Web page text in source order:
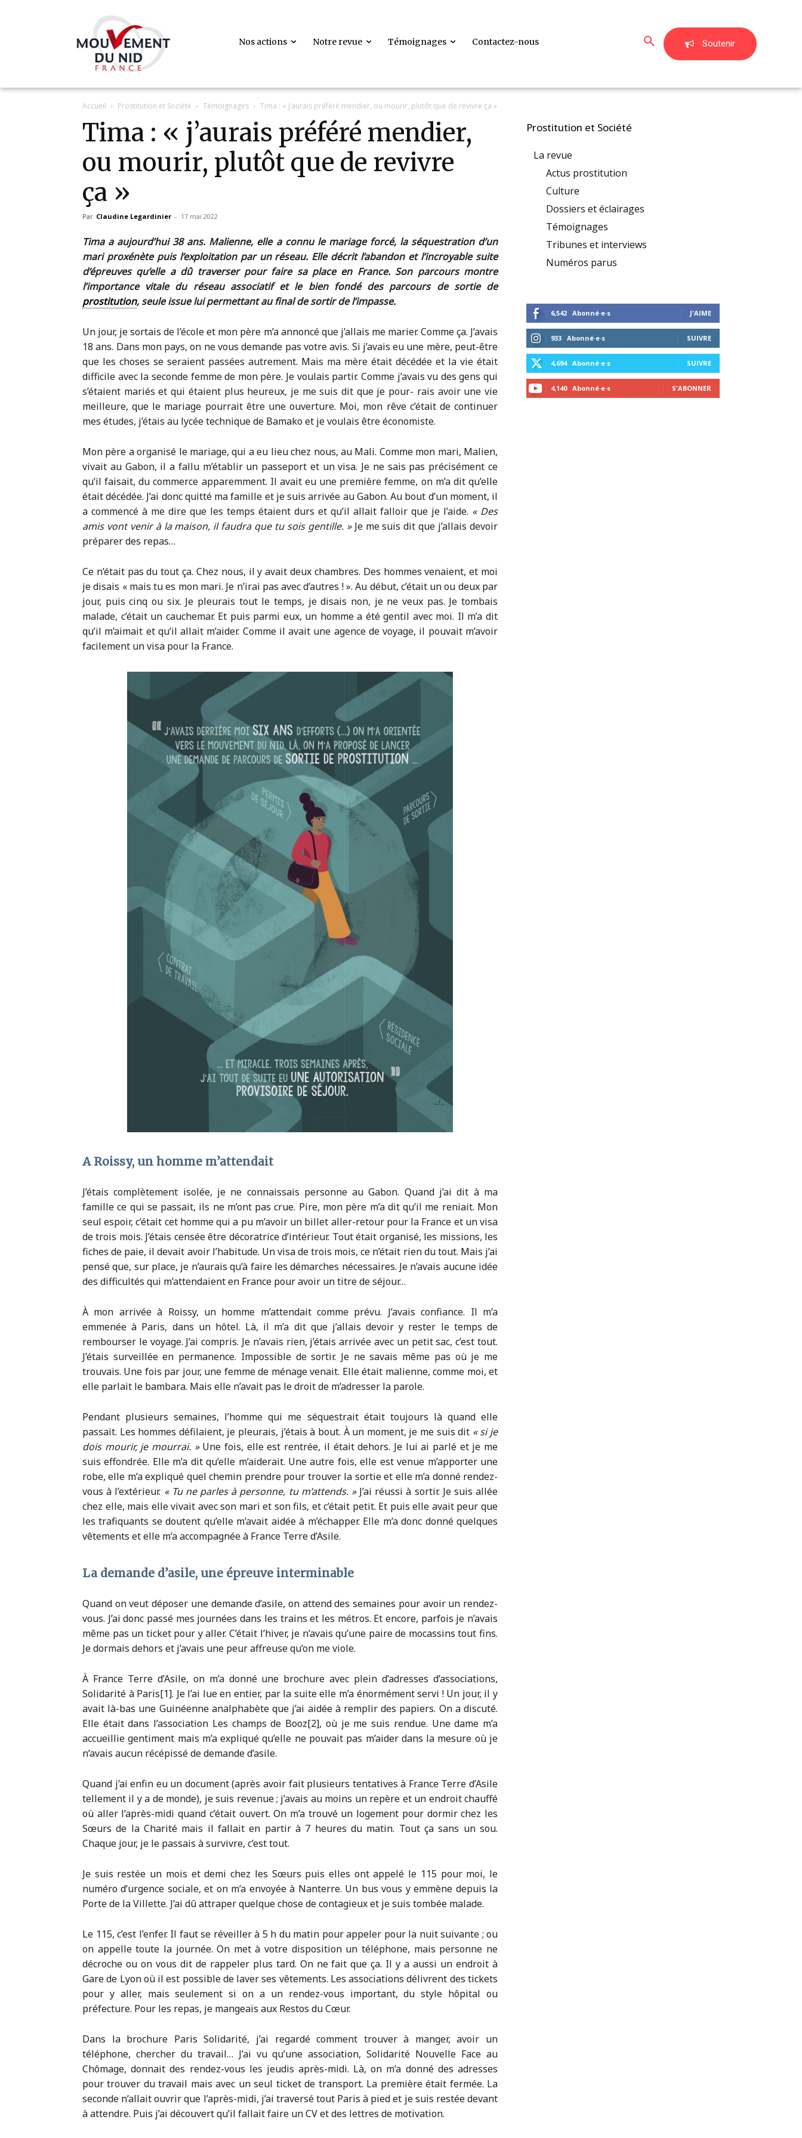
Soutenir
Nos actions Notre revue Témoignages Contactez-nous
Accueil Prostitution et Société Témoignages Tima : « j’aurais préféré mendier, ou mourir, plutôt que de revivre ça »
Tima : « j’aurais préféré mendier,
ou mourir, plutôt que de revivre
ça »
Par Claudine Legardinier - 17 mai 2022
Tima a aujourd’hui 38 ans. Malienne, elle a connu le mariage forcé, la séquestration d’un
mari proxénète puis l’exploitation par un réseau. Elle décrit l’abandon et l’incroyable suite
d’épreuves qu’elle a dû traverser pour faire sa place en France. Son parcours montre
l’importance vitale du réseau associatif et le bien fondé des parcours de sortie de
prostitution, seule issue lui permettant au final de sortir de l’impasse.
Un jour, je sortais de l’école et mon père m’a annoncé que j’allais me marier. Comme ça. J’avais
18 ans. Dans mon pays, on ne vous demande pas votre avis. Si j’avais eu une mère, peut-être
que les choses se seraient passées autrement. Mais ma mère était décédée et la vie était
difficile avec la seconde femme de mon père. Je voulais partir. Comme j’avais vu des gens qui
s’étaient mariés et qui étaient plus heureux, je me suis dit que je pour- rais avoir une vie
meilleure, que le mariage pourrait être une ouverture. Moi, mon rêve c’était de continuer
mes études, j’étais au lycée technique de Bamako et je voulais être économiste.
Mon père a organisé le mariage, qui a eu lieu chez nous, au Mali. Comme mon mari, Malien,
vivait au Gabon, il a fallu m’établir un passeport et un visa. Je ne sais pas précisément ce
qu’il faisait, du commerce apparemment. Il avait eu une première femme, on m’a dit qu’elle
était décédée. J’ai donc quitté ma famille et je suis arrivée au Gabon. Au bout d’un moment, il
a commencé à me dire que les temps étaient durs et qu’il allait falloir que je l’aide. « Des
amis vont venir à la maison, il faudra que tu sois gentille. » Je me suis dit que j’allais devoir
préparer des repas…
Ce n’était pas du tout ça. Chez nous, il y avait deux chambres. Des hommes venaient, et moi
je disais « mais tu es mon mari. Je n’irai pas avec d’autres ! ». Au début, c’était unou deux par
jour, puis cinq ou six. Je pleurais tout le temps, je disais non, je ne veux pas. Je tombais
malade, c’était un cauchemar. Et puis parmi eux, un homme a été gentil avec moi. Il m’a dit
qu’il m’aimait et qu’il allait m’aider. Comme il avait une agence de voyage, il pouvait m’avoir
facilement un visa pour la France.
A Roissy, un homme m’attendait
J’étais complètement isolée, je ne connaissais personne au Gabon. Quand j’ai dit à ma
famille ce qui se passait, ils ne m’ont pas crue. Pire, mon père m’a dit qu’il me reniait. Mon
seul espoir, c’était cet homme qui a pu m’avoir un billet aller-retour pour la France et un visa
de trois mois. J’étais censée être décoratrice d’intérieur. Tout était organisé, les missions, les
fiches de paie, il devait avoir l’habitude. Un visa de trois mois, ce n’était rien du tout. Mais j’ai
pensé que, sur place, je n’aurais qu’à faire les démarches nécessaires. Je n’avais aucune idée
des difficultés qui m’attendaient en France pour avoir un titre de séjour…
À mon arrivée à Roissy, un homme m’attendait comme prévu. J’avais confiance. Il m’a
emmenée à Paris, dans un hôtel. Là, il m’a dit que j’allais devoir y rester le temps de
rembourser le voyage. J’ai compris. Je n’avais rien, j’étais arrivée avec un petit sac, c’est tout.
J’étais surveillée en permanence. Impossible de sortir. Je ne savais même pas où je me
trouvais. Une fois par jour, une femme de ménage venait. Elle était malienne, comme moi, et
elle parlait le bambara. Mais elle n’avait pas le droit de m’adresser la parole.
Pendant plusieurs semaines, l’homme qui me séquestrait était toujours là quand elle
passait. Les hommes défilaient, je pleurais, j’étais à bout. À un moment, je me suis dit « si je
dois mourir, je mourrai. » Une fois, elle est rentrée, il était dehors. Je lui ai parlé et je me
suis effondrée. Elle m’a dit qu’elle m’aiderait. Une autre fois, elle est venue m’apporter une
robe, elle m’a expliqué quel chemin prendre pour trouver la sortie et elle m’a donné rendez-
vous à l’extérieur. « Tu ne parles à personne, tu m’attends. » J’ai réussi à sortir. Je suis allée
chez elle, mais elle vivait avec son mari et son fils, et c’était petit. Et puis elle avait peur que
les trafiquants se doutent qu’elle m’avait aidée à m’échapper. Elle m’a donc donné quelques
vêtements et elle m’a accompagnée à France Terre d’Asile.
La demande d’asile, une épreuve interminable
Quand on veut déposer une demande d’asile, on attend des semaines pour avoir un rendez-
vous. J’ai donc passé mes journées dans les trains et les métros. Et encore, parfois je n’avais
même pas un ticket pour y aller. C’était l’hiver, je n’avais qu’une paire de mocassins tout fins.
Je dormais dehors et j’avais une peur affreuse qu’on me viole.
À France Terre d’Asile, on m’a donné une brochure avec plein d’adresses d’associations,
Solidarité à Paris[1]. Je l’ai lue en entier, par la suite elle m’a énormément servi ! Un jour, il y
avait là-bas une Guinéenne analphabète que j’ai aidée à remplir des papiers. On a discuté.
Elle était dans l’association Les champs de Booz[2], où je me suis rendue. Une dame m’a
accueillie gentiment mais m’a expliqué qu’elle ne pouvait pas m’aider dans la mesure où je
n’avais aucun récépissé de demande d’asile.
Quand j’ai enfin eu un document (après avoir fait plusieurs tentatives à France Terre d’Asile
tellement il y a de monde), je suis revenue ; j’avais au moins un repère et un endroit chauffé
où aller l’après-midi quand c’était ouvert. On m’a trouvé un logement pour dormir chez les
Sœurs de la Charité mais il fallait en partir à 7 heures du matin. Tout ça sans un sou.
Chaque jour, je le passais à survivre, c’est tout.
Je suis restée un mois et demi chez les Sœurs puis elles ont appelé le 115 pour moi, le
numéro d’urgence sociale, et on m’a envoyée à Nanterre. Un bus vous y emmène depuis la
Porte de la Villette. J’ai dû attraper quelque chose de contagieux et je suis tombée malade.
Le 115, c’est l’enfer. Il faut se réveiller à 5 h du matin pour appeler pour la nuit suivante ; ou
on appelle toute la journée. On met à votre disposition un téléphone, mais personne ne
décroche ou on vous dit de rappeler plus tard. On ne fait que ça. Il y a aussi un endroit à
Gare de Lyon où il est possible de laver ses vêtements. Les associations délivrent des tickets
pour y aller, mais seulement si on a un rendez-vous important, du style hôpital ou
préfecture. Pour les repas, je mangeais aux Restos du Cœur.
Dans la brochure Paris Solidarité, j’ai regardé comment trouver à manger, avoir un
téléphone, chercher du travail… J’ai vu qu’une association, Solidarité Nouvelle Face au
Chômage, donnait des rendez-vous les jeudis après-midi. Là, on m’a donné des adresses
pour trouver du travail mais avec un seul ticket de transport. La première était fermée. La
seconde n’allait ouvrir que l’après-midi, j’ai traversé tout Paris à pied et je suis restée devant
à attendre. Puis j’ai découvert qu’il fallait faire un CV et des lettres de motivation.
Prostitution et Société
La revue
Actus prostitution
Culture
Dossiers et éclairages
Témoignages
Tribunes et interviews
Numéros parus
6,542 Abonné·e·s J'AIME
933 Abonné·e·s SUIVRE
4,694 Abonné·e·s SUIVRE
4,140 Abonné·e·s S'ABONNER